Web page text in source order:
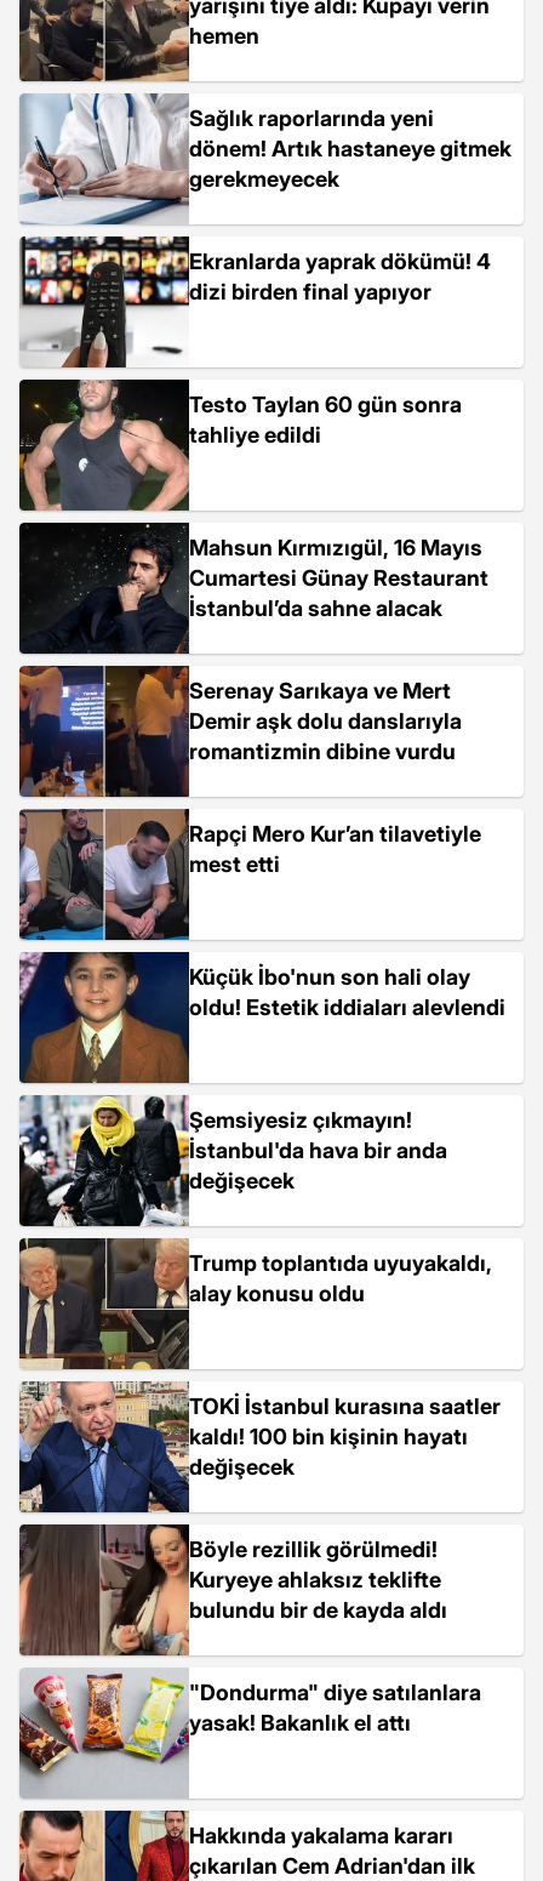
yarışını tiye aldı: Kupayı verin
hemen
Sağlık raporlarında yeni
dönem! Artık hastaneye gitmek
gerekmeyecek
Ekranlarda yaprak dökümü! 4
dizi birden final yapıyor
Testo Taylan 60 gün sonra
tahliye edildi
Mahsun Kırmızıgül, 16 Mayıs
Cumartesi Günay Restaurant
İstanbul’da sahne alacak
Serenay Sarıkaya ve Mert
Demir aşk dolu danslarıyla
romantizmin dibine vurdu
Rapçi Mero Kur’an tilavetiyle
mest etti
Küçük İbo'nun son hali olay
oldu! Estetik iddiaları alevlendi
Şemsiyesiz çıkmayın!
İstanbul'da hava bir anda
değişecek
Trump toplantıda uyuyakaldı,
alay konusu oldu
TOKİ İstanbul kurasına saatler
kaldı! 100 bin kişinin hayatı
değişecek
Böyle rezillik görülmedi!
Kuryeye ahlaksız teklifte
bulundu bir de kayda aldı
"Dondurma" diye satılanlara
yasak! Bakanlık el attı
Hakkında yakalama kararı
çıkarılan Cem Adrian'dan ilk